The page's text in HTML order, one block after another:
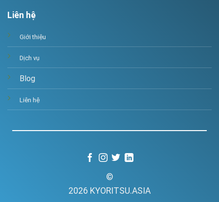
Liên hệ
Giới thiệu
Dịch vụ
Blog
Liên hệ
©
2026 KYORITSU.ASIA